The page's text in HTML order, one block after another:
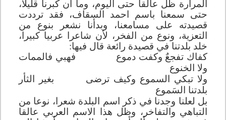
المرارة ظل عالقا حتى اليوم، وما أن كبرنا قليلا،
حتى سمعنا باسم احمد السقاف، فقد ترددت
قصيدته على مسامعنا، وبدأنا نشعر بنوع من
التعزية، ونوع من الفخر، لأن شاعرا عربيا كبيرا،
خلد بلدتنا في قصيدة رائعة قال فيها:
كفاك تفجعٌ وكفت دموع
فهبي فالممات
ولا الخنوع
ولا تبكي السموع وكيف ترضى
بغير الثأر
بلدتنا السَموع
بل لعلنا وجدنا في ذكر اسم البلدة شعرا، نوعا من
التباهي والتفاخر، وظل هذا الاسم العربي عالقا